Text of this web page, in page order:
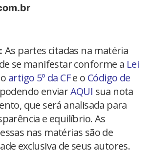
As partes citadas na matéria
se manifestar conforme a Lei
artigo 5º da CFe o Código de
enviarAQUI sua nota
que será analisada para
e equilíbrio. As
nas matérias são de
exclusiva de seus autores.